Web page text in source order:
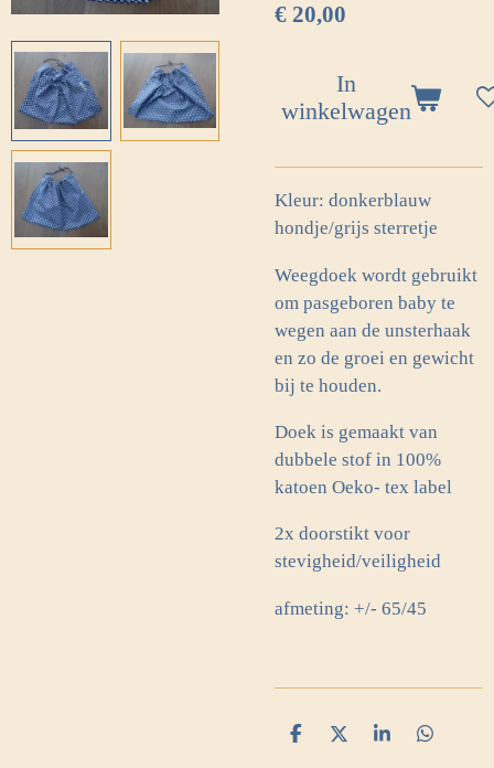
€ 20,00
In
winkelwagen
Kleur: donkerblauw
hondje/grijs sterretje
Weegdoek wordt gebruikt
om pasgeboren baby te
wegen aan de unsterhaak
en zo de groei en gewicht
bij te houden.
Doek is gemaakt van
dubbele stof in 100%
katoen Oeko- tex label
2x doorstikt voor
stevigheid/veiligheid
afmeting: +/- 65/45
D
D
S
D